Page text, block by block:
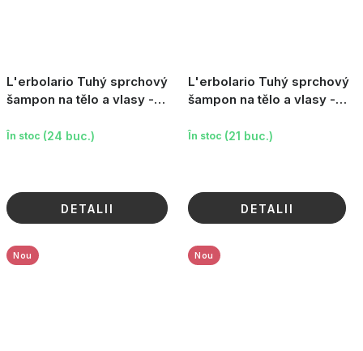
L'erbolario Tuhý sprchový
šampon na tělo a vlasy -
În stoc (24 buc.)
DETALII
L'erbolario Tuhý sprchový
šampon na tělo a vlasy -
În stoc (21 buc.)
DETALII
Nou Nou